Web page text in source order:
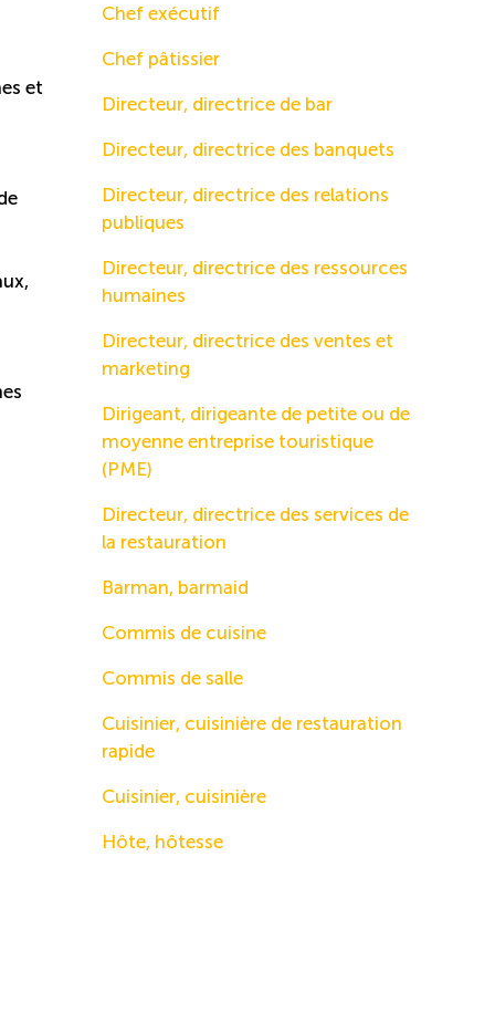
et
Chef exécutif
Chef pâtissier
Directeur, directrice de bar
Directeur, directrice des banquets
Directeur, directrice des relations
publiques
Directeur, directrice des ressources
humaines
Directeur, directrice des ventes et
marketing
Dirigeant, dirigeante de petite ou de
moyenne entreprise touristique
(PME)
Directeur, directrice des services de
la restauration
Barman, barmaid
Commis de cuisine
Commis de salle
Cuisinier, cuisinière de restauration
rapide
Cuisinier, cuisinière
Hôte, hôtesse